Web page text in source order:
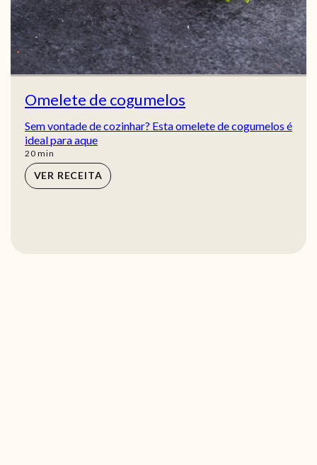
Omelete de cogumelos
Sem vontade de cozinhar? Esta omelete de cogumelos é
ideal para aque
20min
min
VER RECEITA